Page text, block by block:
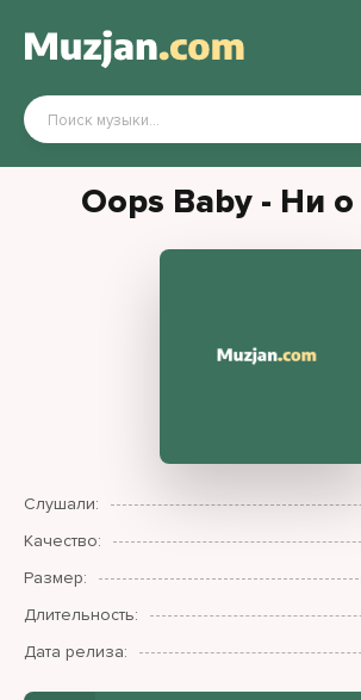
Oops Baby - Ни
Слушали:
Качество:
Размер:
Длительность:
Дата релиза: